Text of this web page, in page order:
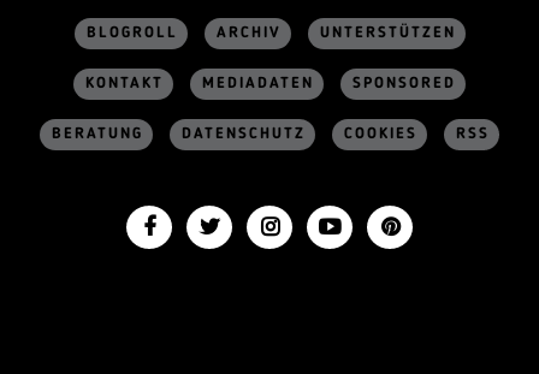
BLOGROLL ARCHIV UNTERSTÜTZEN
KONTAKT MEDIADATEN SPONSORED
BERATUNG DATENSCHUTZ COOKIES RSS